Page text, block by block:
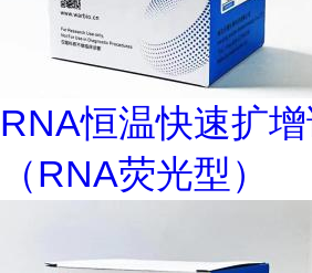
RNA恒温快速扩
（RNA荧光型）